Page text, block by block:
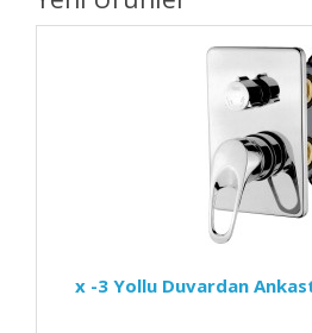
x -3 Yollu Duvardan